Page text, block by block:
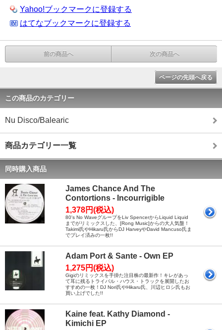
Yahoo!ブックマークに登録する
はてなブックマークに登録する
前の商品へ 次の商品へ
ページの先頭へ戻る
この商品のカテゴリー
Nu Disco/Balearic
商品カテゴリー一覧
同時購入商品
James Chance And The
Contortions - Incourrigible
1,378円(税込)
80's No WaveグループをLiv SpencerからLiquid Liquid
までがリミックスした、[Rong Music]からの大人気盤！
Takimi氏やHikaru氏からDJ HarveyやDavid Mancuso氏ま
でプレイ済みの一枚!!
Adam Port & Sante - Own EP
1,275円(税込)
Gigiのリミックスを手掛た注目株の最新作！キレがあっ
て耳に残るトライバル・ハウス・トラックを展開したお
すすめの一枚！DJ Nori氏やHikaru氏、川辺ヒロシ氏もお
買い上げでした!!
Kaine feat. Kathy Diamond -
Kimichi EP